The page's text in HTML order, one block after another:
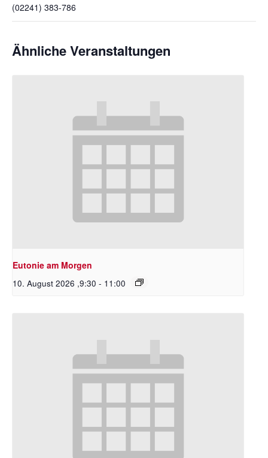
(02241) 383-786
Ähnliche Veranstaltungen
Eutonie am Morgen
10. August 2026 ,9:30 - 11:00